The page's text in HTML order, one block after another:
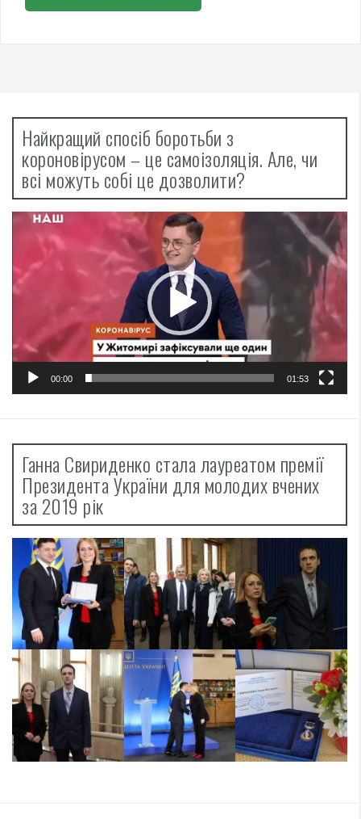
Найкращий спосіб боротьби з
короновірусом – це самоізоляція. Але, чи
всі можуть собі це дозволити?
Відеопрогравач
00:00 01:53
Ганна Свириденко стала лауреатом премії
Президента України для молодих вчених
за 2019 рік